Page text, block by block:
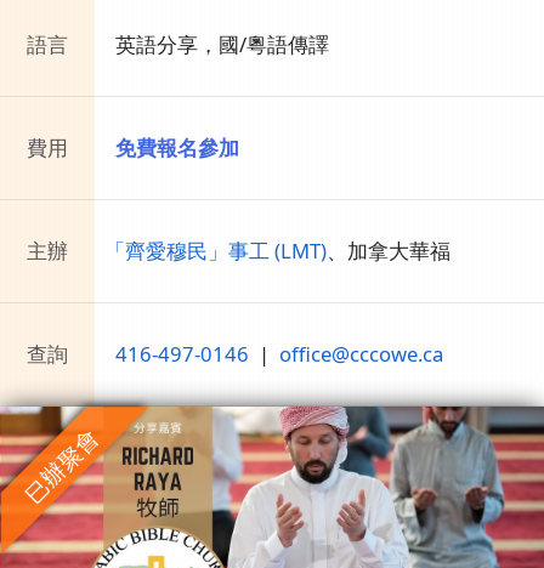
語言 英語分享，國/粵語傳譯
費用 免費報名參加
主辦 「齊愛穆民」事工 (LMT)、 加拿大華福
查詢 416-497-0146 | office@cccowe.ca